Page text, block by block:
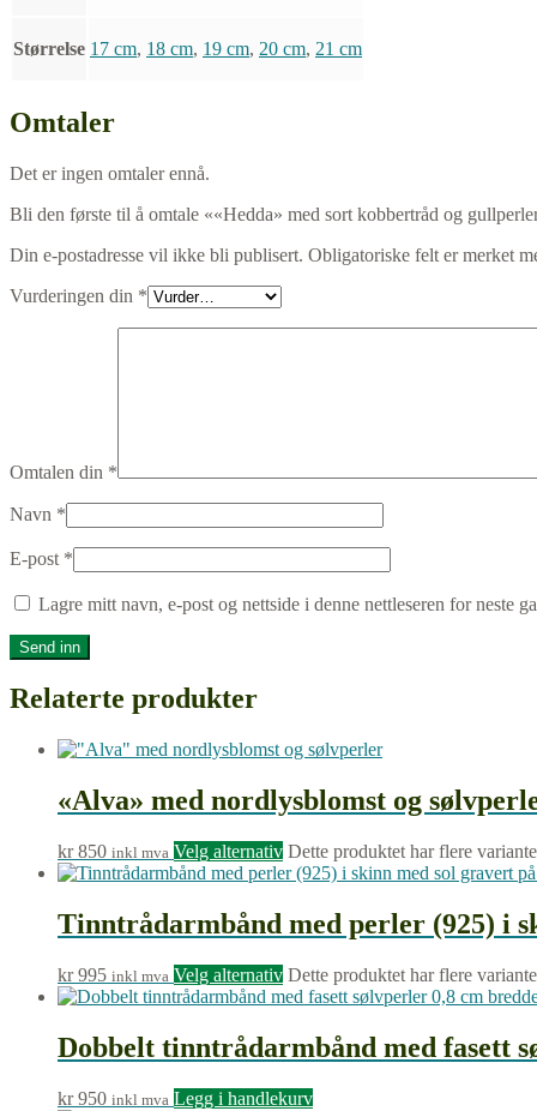
Størrelse 17 cm, 18 cm, 19 cm, 20 cm, 21 cm
Omtaler
Det er ingen omtaler ennå.
Bli den første til å omtale ««Hedda» med sort kobbertråd og
Din e-postadresse vil ikke bli publisert. Obligatoriske felt er merket
Vurderingen din *
Omtalen din *
Navn *
E-post *
Lagre mitt navn, e-post og nettside i denne nettleseren for neste
Relaterte produkter
«Alva» med nordlysblomst og
kr850 inkl mva Velg alternativ Dette produktet har flere
Tinntrådarmbånd med perler (925) i
kr995 inkl mva Velg alternativ Dette produktet har flere
Dobbelt tinntrådarmbånd med fasett
kr950 inkl mva Legg i handlekurv